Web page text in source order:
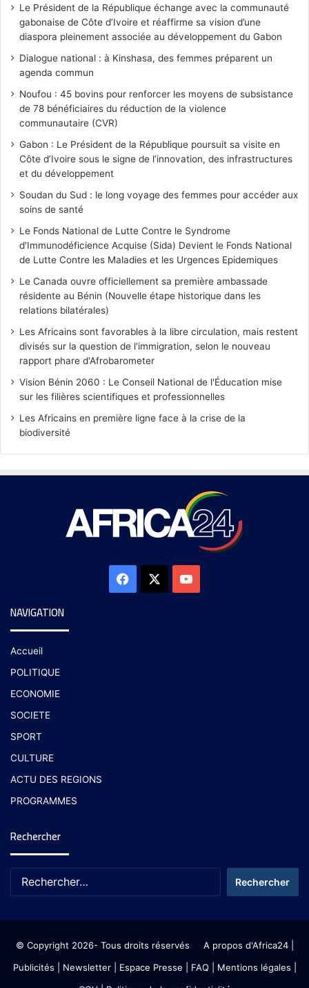
Le Président de la République échange avec la communauté
gabonaise de Côte d’Ivoire et réaffirme sa vision d’une
diaspora pleinement associée au développement du Gabon
Dialogue national : à Kinshasa, des femmes préparent un
agenda commun
Noufou : 45 bovins pour renforcer les moyens de subsistance
de 78 bénéficiaires du réduction de la violence
communautaire (CVR)
Gabon : Le Président de la République poursuit sa visite en
Côte d’Ivoire sous le signe de l’innovation, des infrastructures
et du développement
Soudan du Sud : le long voyage des femmes pour accéder aux
soins de santé
Le Fonds National de Lutte Contre le Syndrome
d'Immunodéficience Acquise (Sida) Devient le Fonds National
de Lutte Contre les Maladies et les Urgences Epidemiques
Le Canada ouvre officiellement sa première ambassade
résidente au Bénin (Nouvelle étape historique dans les
relations bilatérales)
Les Africains sont favorables à la libre circulation, mais restent
divisés sur la question de l'immigration, selon le nouveau
rapport phare d'Afrobarometer
Vision Bénin 2060 : Le Conseil National de l'Éducation mise
sur les filières scientifiques et professionnelles
Les Africains en première ligne face à la crise de la
biodiversité
NAVIGATION
Accueil
POLITIQUE
ECONOMIE
SOCIETE
SPORT
CULTURE
ACTU DES REGIONS
PROGRAMMES
Rechercher
© Copyright 2026- Tous droits réservés A propos d'Africa24|
Publicités
Newsletter| Espace Presse | FAQ | Mentions légales